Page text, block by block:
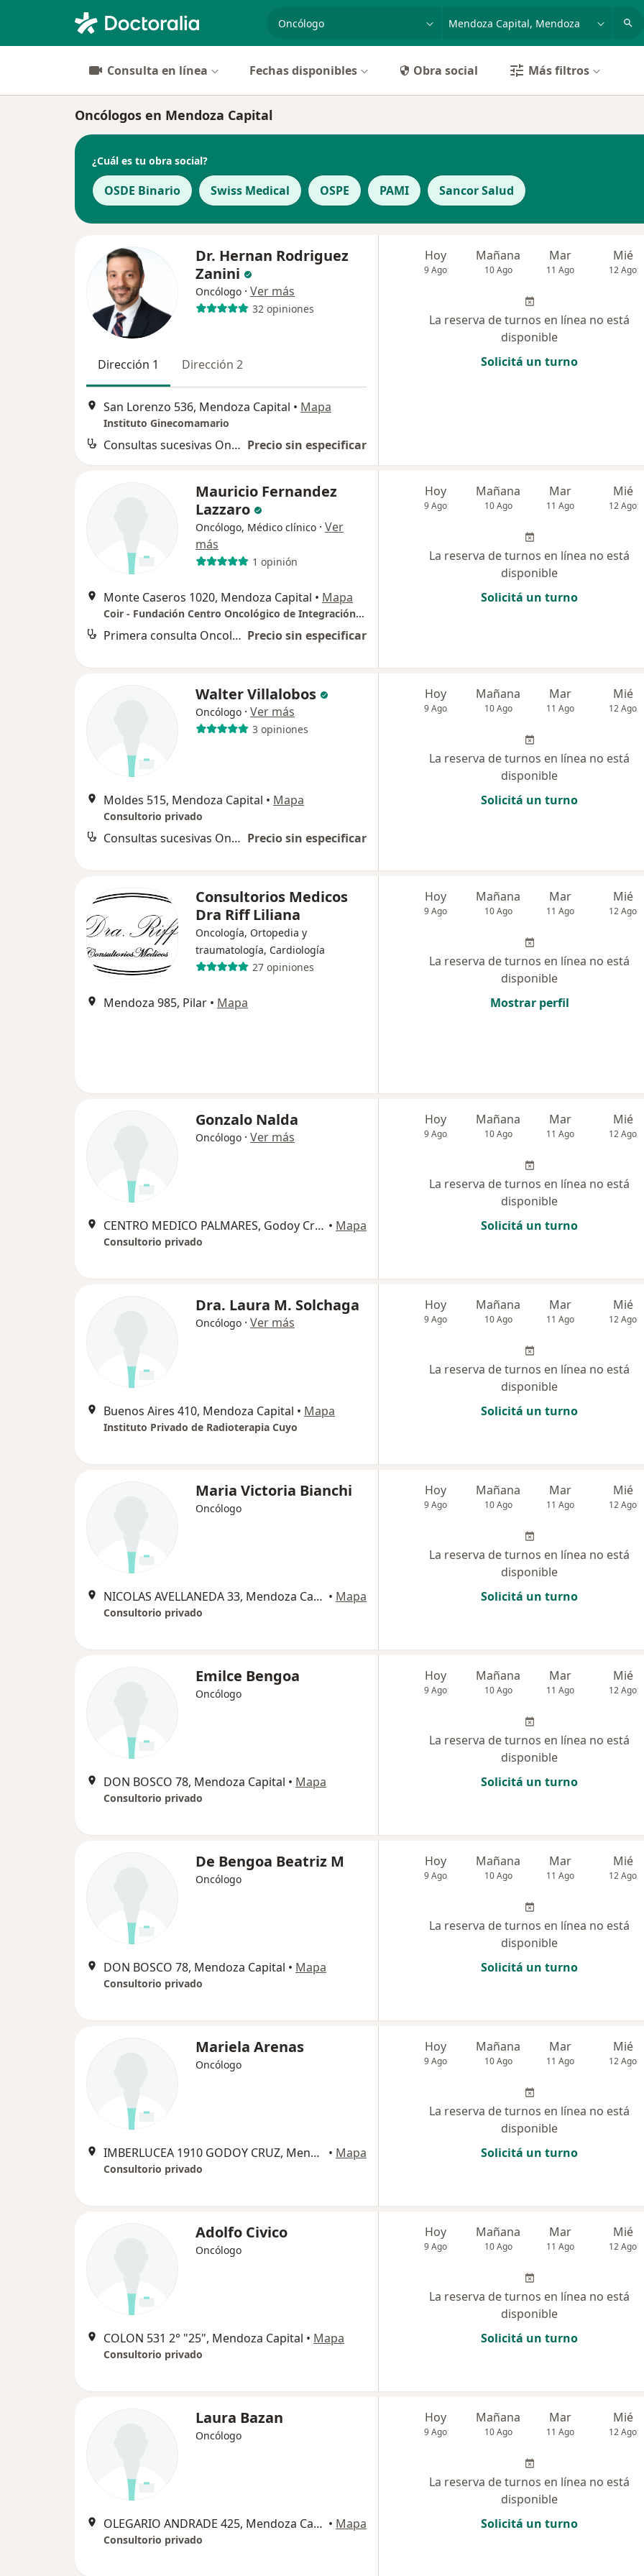
especialidad, enfermedad o nombre
Consulta en línea Fechas disponibles Obra social Más filtros
Oncólogos en Mendoza Capital
¿Cuál es tu obra social?
OSDE Binario Swiss Medical OSPE PAMI Sancor Salud
Dr. Hernan Rodriguez
Zanini
Oncólogo · Ver más
32 opiniones
Dirección 1 Dirección 2
San Lorenzo 536, Mendoza Capital • Mapa
Instituto Ginecomamario
Consultas sucesivas Oncología Precio sin especificar
Hoy
9 Ago
Mañana
10 Ago
Mar
11 Ago
Mié
12 Ago
La reserva de turnos en línea no está
disponible
Solicitá un turno
Mauricio Fernandez
Lazzaro
Oncólogo, Médico clínico · Ver
más
1 opinión
Monte Caseros 1020, Mendoza Capital • Mapa
Coir - Fundación Centro Oncológico de Integración Regional
Primera consulta Oncología Precio sin especificar
Hoy
9 Ago
Mañana
10 Ago
Mar
11 Ago
Mié
12 Ago
La reserva de turnos en línea no está
disponible
Solicitá un turno
Walter Villalobos
Oncólogo · Ver más
3 opiniones
Moldes 515, Mendoza Capital • Mapa
Consultorio privado
Consultas sucesivas Oncología Precio sin especificar
Hoy
9 Ago
Mañana
10 Ago
Mar
11 Ago
Mié
12 Ago
La reserva de turnos en línea no está
disponible
Solicitá un turno
Consultorios Medicos
Dra Riff Liliana
Oncología, Ortopedia y
traumatología, Cardiología
27 opiniones
Mendoza 985, Pilar • Mapa
Hoy
9 Ago
Mañana
10 Ago
Mar
11 Ago
Mié
12 Ago
La reserva de turnos en línea no está
disponible
Mostrar perfil
Gonzalo Nalda
Oncólogo · Ver más
CENTRO MEDICO PALMARES, Godoy Cruz • Mapa
Consultorio privado
Hoy
9 Ago
Mañana
10 Ago
Mar
11 Ago
Mié
12 Ago
La reserva de turnos en línea no está
disponible
Solicitá un turno
Dra. Laura M. Solchaga
Oncólogo · Ver más
Buenos Aires 410, Mendoza Capital • Mapa
Instituto Privado de Radioterapia Cuyo
Hoy
9 Ago
Mañana
10 Ago
Mar
11 Ago
Mié
12 Ago
La reserva de turnos en línea no está
disponible
Solicitá un turno
Maria Victoria Bianchi
Oncólogo
NICOLAS AVELLANEDA 33, Mendoza Capital • Mapa
Consultorio privado
Hoy
9 Ago
Mañana
10 Ago
Mar
11 Ago
Mié
12 Ago
La reserva de turnos en línea no está
disponible
Solicitá un turno
Emilce Bengoa
Oncólogo
DON BOSCO 78, Mendoza Capital • Mapa
Consultorio privado
Hoy
9 Ago
Mañana
10 Ago
Mar
11 Ago
Mié
12 Ago
La reserva de turnos en línea no está
disponible
Solicitá un turno
De Bengoa Beatriz M
Oncólogo
DON BOSCO 78, Mendoza Capital • Mapa
Consultorio privado
Hoy
9 Ago
Mañana
10 Ago
Mar
11 Ago
Mié
12 Ago
La reserva de turnos en línea no está
disponible
Solicitá un turno
Mariela Arenas
Oncólogo
IMBERLUCEA 1910 GODOY CRUZ, Mendoza Capital • Mapa
Consultorio privado
Hoy
9 Ago
Mañana
10 Ago
Mar
11 Ago
Mié
12 Ago
La reserva de turnos en línea no está
disponible
Solicitá un turno
Adolfo Civico
Oncólogo
COLON 531 2° "25", Mendoza Capital • Mapa
Consultorio privado
Hoy
9 Ago
Mañana
10 Ago
Mar
11 Ago
Mié
12 Ago
La reserva de turnos en línea no está
disponible
Solicitá un turno
Laura Bazan
Oncólogo
OLEGARIO ANDRADE 425, Mendoza Capital • Mapa
Consultorio privado
Hoy
9 Ago
Mañana
10 Ago
Mar
11 Ago
Mié
12 Ago
La reserva de turnos en línea no está
disponible
Solicitá un turno